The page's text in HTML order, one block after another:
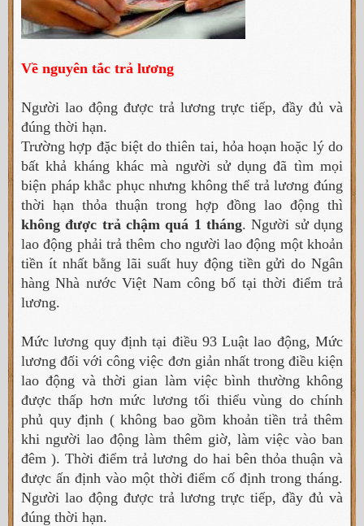
Về nguyên tắc trả lương
Người lao động được trả lương trực tiếp, đầy đủ và
đúng thời hạn.
Trường hợp đặc biệt do thiên tai, hỏa hoạn hoặc lý do
bất khả kháng khác mà người sử dụng đã tìm mọi
biện pháp khắc phục nhưng không thể trả lương đúng
thời hạn thỏa thuận trong hợp đồng lao động thì
không được trả chậm quá 1 tháng. Người sử dụng
lao động phải trả thêm cho người lao động một khoản
tiền ít nhất bằng lãi suất huy động tiền gửi do Ngân
hàng Nhà nước Việt Nam công bố tại thời điểm trả
lương.
Mức lương quy định tại điều 93 Luật lao động, Mức
lương đối với công việc đơn giản nhất trong điều kiện
lao động và thời gian làm việc bình thường không
được thấp hơn mức lương tối thiểu vùng do chính
phủ quy định ( không bao gồm khoản tiền trả thêm
khi người lao động làm thêm giờ, làm việc vào ban
đêm ). Thời điểm trả lương do hai bên thỏa thuận và
được ấn định vào một thời điểm cố định trong tháng.
Người lao động được trả lương trực tiếp, đầy đủ và
đúng thời hạn.